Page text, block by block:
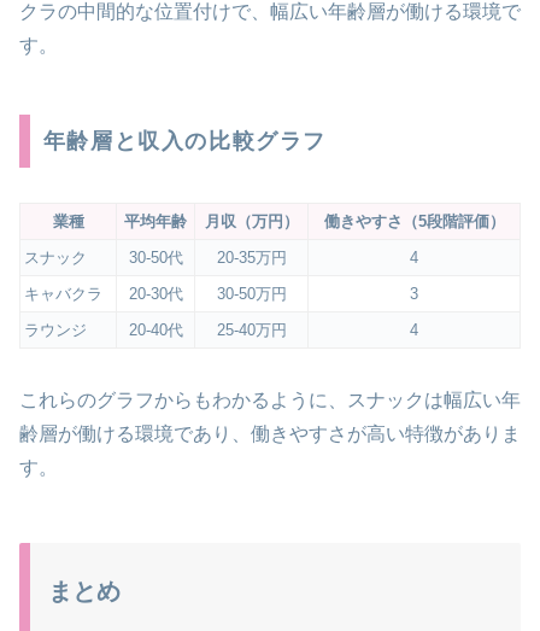
クラの中間的な位置付けで、幅広い年齢層が働ける環境で
す。
年齢層と収入の比較グラフ
業種 平均年齢 月収（万円）
働きやすさ（5段階評価）
スナック
30-50代 20-35万円
4
キャバクラ
20-30代 30-50万円
3
ラウンジ
20-40代 25-40万円 4
これらのグラフからもわかるように、スナックは幅広い年
齢層が働ける環境であり、働きやすさが高い特徴がありま
す​。
まとめ